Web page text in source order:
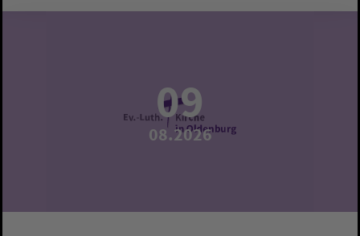
09
08.2026